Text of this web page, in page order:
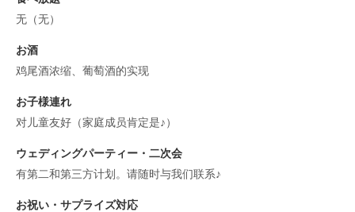
无（无）
お酒
鸡尾酒浓缩、葡萄酒的实现
お子様連れ
对儿童友好（家庭成员肯定是♪）
ウェディングパーティー・二次会
有第二和第三方计划。请随时与我们联系♪
お祝い・サプライズ対応